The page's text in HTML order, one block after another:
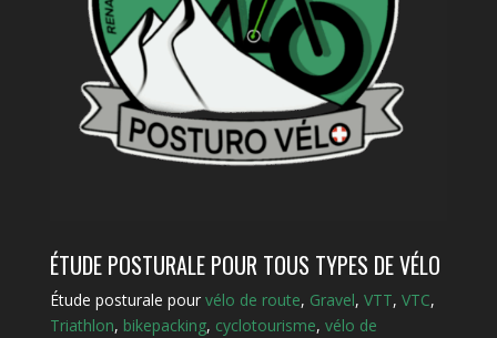
ÉTUDE POSTURALE POUR TOUS TYPES DE VÉLO
Étude posturale pour vélo de route, Gravel, VTT, VTC,
Triathlon, bikepacking, cyclotourisme, vélo de